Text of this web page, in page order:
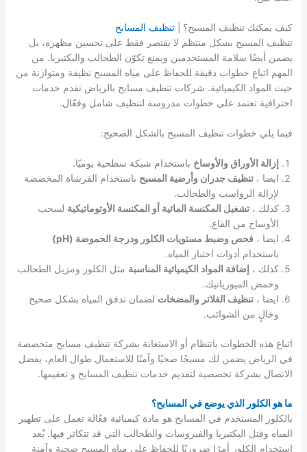
كيف يمكنك تنظيف المسبح؟ |تنظيف المسابح
تنظيف المسبح بشكل منتظم لا يقتصر فقط على تحسين مظهره، بل
يضمن أيضًا سلامة المستخدمين ويمنع تكوّن الطحالب والبكتيريا. من
المهم اتباع خطوات دقيقة للحفاظ على مياه المسبح نظيفة ومتوازنة من
حيث المواد الكيميائية. شركات تنظيف مسابح بالرياض تقدم خدمات
احترافية تعتمد على خطوات مدروسة لتنظيف شامل وفعّال.
فيما يلي خطوات تنظيف المسبح بالشكل الصحيح:
إزالة الأوراق والأوساخ باستخدام شبكة سطحية يوميًا.
ايضا ،تنظيف جدران وأرضية المسبح باستخدام الفرشاة المخصصة
لإزالة الرواسب والطحالب.
كذلك ،تشغيل المكنسة المائية أو المكنسة الأوتوماتيكية لسحب
الأوساخ من القاع.
ايضا ،فحص وضبط مستويات الكلور ودرجة الحموضة (pH)
باستخدام أدوات اختبار المياه.
كذلك ، إضافة المواد الكيميائية المناسبة مثل الكلور ومزيل الطحالب
وحمض الميورياتيك.
ايضا ،تنظيف الفلاتر والمضخات لضمان تدفق المياه بشكل صحيح
وخالٍ من الشوائب.
اتباع هذه الخطوات بانتظام أو الاستعانة بشركة تنظيف مسابح متخصصة
في الرياض يضمن لك مسبحًا صحيًا وآمنًا للاستعمال طوال العام، يفضل
الاتصال بشركة تخصصية لتقديم خدمات تنظيف المسابح و تعقيمها.
ما هو الكلور الذي يوضع في المسابح؟
يالكلور المستخدم في المسابح هو مادة كيميائية فعّالة تعمل على تطهير
المياه وقتل البكتيريا والفيروسات والطحالب التي قد تتكاثر فيها. يُعد
استخدام الكلور أمرًا ضروريًا للحفاظ على مياه المسبح صحية وآمنة